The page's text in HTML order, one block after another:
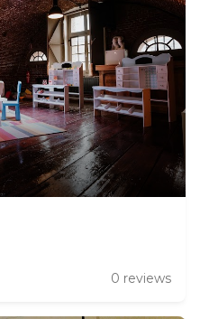
0 reviews